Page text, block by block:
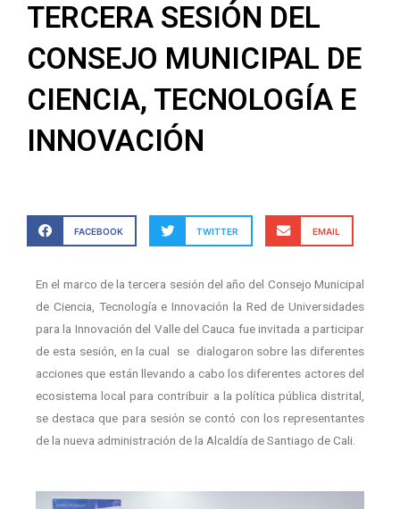
TERCERA SESIÓN DEL
CONSEJO MUNICIPAL DE
CIENCIA, TECNOLOGÍA E
INNOVACIÓN
FACEBOOK TWITTER EMAIL
En el marco de la tercera sesión del año del Consejo Municipal
de Ciencia, Tecnología e Innovación la Red de Universidades
para la Innovación del Valle del Cauca fue invitada a participar
de esta sesión, en la cual se dialogaron sobre las diferentes
acciones que están llevando a cabo los diferentes actores del
ecosistema local para contribuir a la política pública distrital,
se destaca que para sesión se contó con los representantes
de la nueva administración de la Alcaldía de Santiago de Cali.